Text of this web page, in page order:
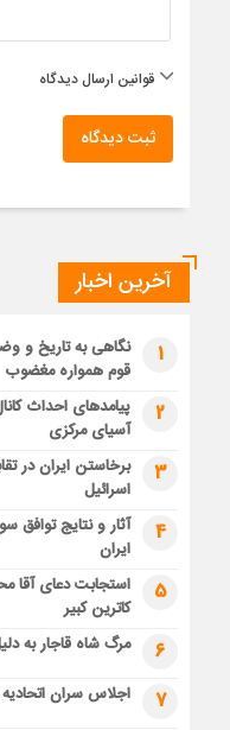
قوانین ارسال دیدگاه
ثبت دیدگاه
آخرین اخبار
1
نگاهی به تاریخ و
قوم همواره مغضوب
2
پیامدهای احداث
آسیای مرکزی
3
برخاستن ایران در
اسرائیل
4
آثار و نتایج توافق
ایران
5
استجابت دعای آقا
کاترین کبیر
6 مرگ شاه قاجار به
7 اجلاس سران